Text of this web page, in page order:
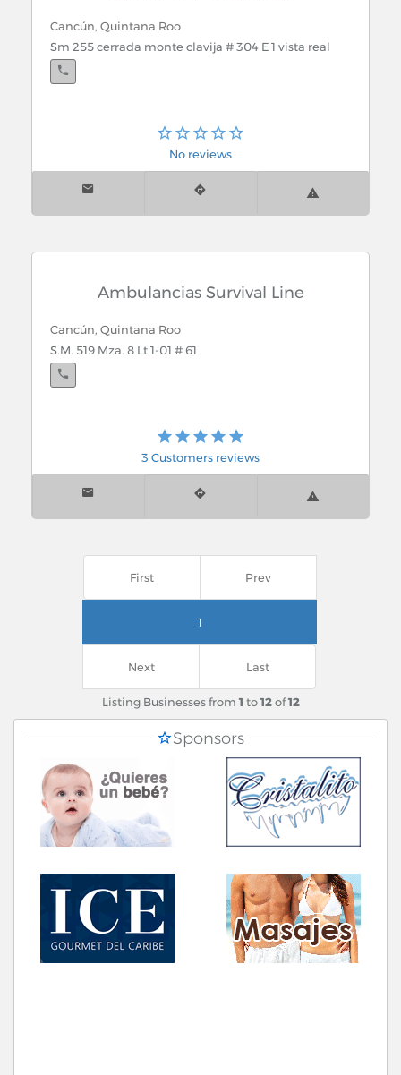
Tulum, Quintana Roo
Isla Mujeres, Quintana Roo
Cozumel, Quintana Roo
y Calle 25 Sur
Chetumal, Quintana Roo
Felipe Carrillo Puerto, Quintana Roo
Rojo Gomez, Othon P
Cancún, Quintana Roo
Sm 255 cerrada monte clavija # 304 E 1 vista real
No reviews
Ambulancias Survival Line
Cancún, Quintana Roo
S.M. 519 Mza. 8 Lt 1-01 # 61
3 Customers reviews
First Prev
1
Next Last
Listing Businesses from1 to12of12
Sponsors